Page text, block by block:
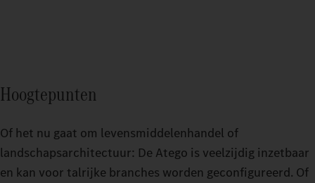
Hoogtepunten
Of het nu gaat om levensmiddelenhandel of
landschapsarchitectuur: De Atego is veelzijdig inzetbaar
en kan voor talrijke branches worden geconfigureerd. Of